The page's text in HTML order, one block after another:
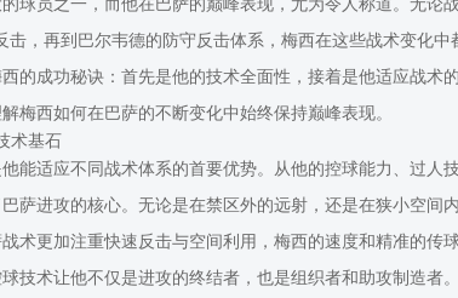
球员之一，而他在巴萨的巅峰表现，尤为令人称道。无
击，再到巴尔韦德的防守反击体系，梅西在这些战术变化
的成功秘诀：首先是他的技术全面性，接着是他适应战
梅西如何在巴萨的不断变化中始终保持巅峰表现。
术基石
能适应不同战术体系的首要优势。从他的控球能力、过
萨进攻的核心。无论是在禁区外的远射，还是在狭小空间
术更加注重快速反击与空间利用，梅西的速度和精准的
技术让他不仅是进攻的终结者，也是组织者和助攻制造者。